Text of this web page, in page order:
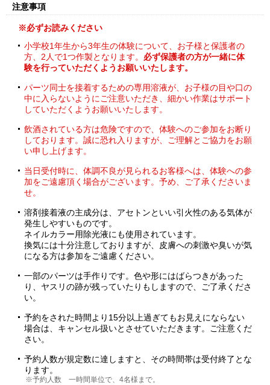
注意事項
※必ずお読みください
小学校1年生から3年生の体験について、お子様と保護者の
方、2人で1つ作製となります。 必ず保護者の方が一緒に体
験を行っていただくようお願いいたします。
パーツ同士を接着するための専用溶液が、お子様の目や口の
中に入らないようにご注意いただき、細かい作業はサポート
していただくようお願いいたします。
飲酒されている方は危険ですので、体験へのご参加をお断り
しております。誠に恐れ入りますが、ご理解とご協力をお願
い申し上げます。
当日受付時に、体調不良が見られるお客様へは、体験への参
加をご遠慮頂く場合がございます。予め、ご了承くださいま
せ。
溶剤接着液の主成分は、アセトンといい引火性のある気体が
発生しやすいものです。
ネイルカラー用除光液にも使用されています。
換気には十分注意しておりますが、皮膚への刺激や臭いが気
になる方は参加をご遠慮ください。
一部のパーツは手作りです。色や形にはばらつきがあった
り、ヤスリの跡が残っていたりもしますので、ご了承くださ
い。
予約をされた時間より15分以上過ぎてもお見えにならない
場合は、キャンセル扱いとさせていただきます。ご注意くだ
さい。
予約人数が規定数に達しますと、その時間帯は受付終了とな
ります。
※予約人数 一時間単位で、4名様まで。